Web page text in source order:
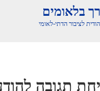
בלאומים
לציבור הדתי-לאומי
תגובה